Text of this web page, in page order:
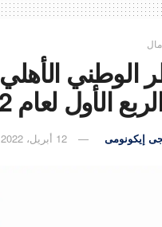
الوطني الأهلي
الأول لعام 2022
إيكونومى 12 أبريل، 2022